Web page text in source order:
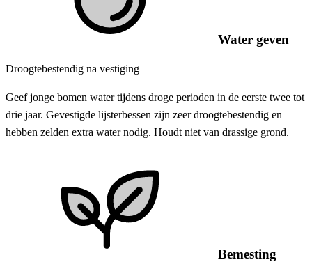
Water geven
Droogtebestendig na vestiging
Geef jonge bomen water tijdens droge perioden in de eerste twee tot
drie jaar. Gevestigde lijsterbessen zijn zeer droogtebestendig en
hebben zelden extra water nodig. Houdt niet van drassige grond.
Bemesting